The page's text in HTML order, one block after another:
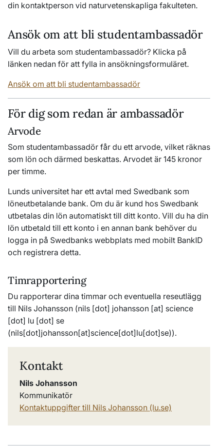
din kontaktperson vid naturvetenskapliga fakulteten.
Ansök om att bli studentambassadör
Vill du arbeta som studentambassadör? Klicka på
länken nedan för att fylla in ansökningsformuläret.
Ansök om att bli studentambassadör
För dig som redan är ambassadör
Arvode
Som studentambassadör får du ett arvode, vilket räknas
som lön och därmed beskattas. Arvodet är 145 kronor
per timme.
Lunds universitet har ett avtal med Swedbank som
löneutbetalande bank. Om du är kund hos Swedbank
utbetalas din lön automatiskt till ditt konto. Vill du ha din
lön utbetald till ett konto i en annan bank behöver du
logga in på Swedbanks webbplats med mobilt BankID
och registrera detta.
Timrapportering
Du rapporterar dina timmar och eventuella reseutlägg
till Nils Johansson (nils [dot] johansson [at] science
[dot] lu [dot] se
(nils[dot]johansson[at]science[dot]lu[dot]se)).
Kontakt
Nils Johansson
Kommunikatör
Kontaktuppgifter till Nils Johansson (lu.se)